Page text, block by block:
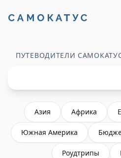
ПУТЕВОДИТЕЛИ
Азия Африка
Южная Америка
Роудтрипы